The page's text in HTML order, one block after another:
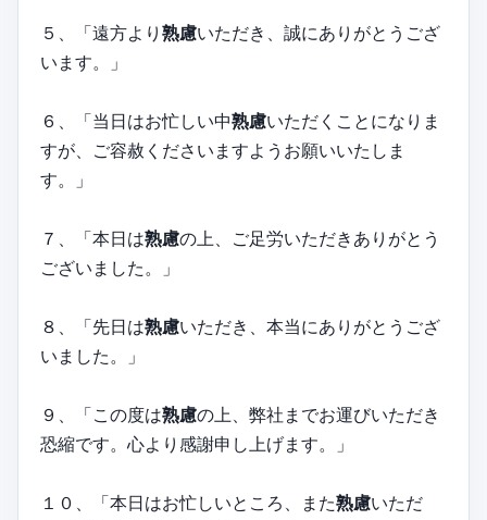
５、「遠方より 熟慮いただき、誠にありがとうござ
います。」
６、「当日はお忙しい中熟慮いただくことになりま
すが、ご容赦くださいますようお願いいたしま
す。」
７、「本日は熟慮の上、ご足労いただきありがとう
ございました。」
８、「先日は熟慮いただき、本当にありがとうござ
いました。」
９、「この度は熟慮の上、弊社までお運びいただき
恐縮です。心より感謝申し上げます。」
１０、「本日はお忙しいところ、また熟慮いただ